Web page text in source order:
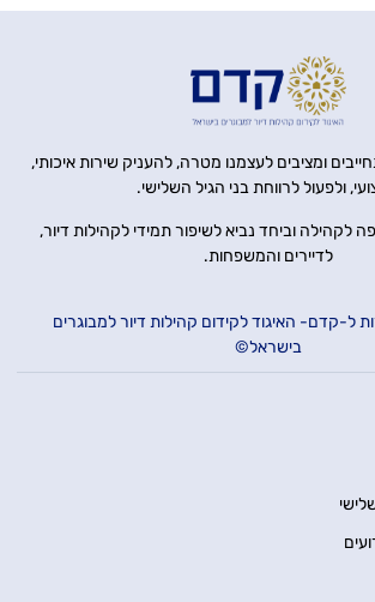
ומציבים לעצמנו מטרה, להעניק שירות איכותי,
ולפעול לרווחת בני הגיל השלישי.
לקהילה וביחד נביא לשיפור תמידי לקהילות דיור,
לדיירים והמשפחות.
ל-קדם- האיגוד לקידום קהילות דיור למבוגרים
בישראל©